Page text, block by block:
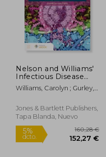
dcto. 36,74 €
Nelson and Williams'
Infectious Disease
Epidemiology:
Theory and Practice
Williams, Carolyn ; Gurley,
Jones & Bartlett Publishers,
Tapa Blanda, Nuevo